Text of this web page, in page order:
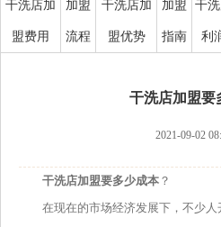
干洗店加
盟费用
加盟
流程
干洗店加
盟优势
加盟
指南
干
利
干洗店加盟要
2021-09-02
干洗店加盟要多少成本 ？
在现在的市场经济发展下，不少人